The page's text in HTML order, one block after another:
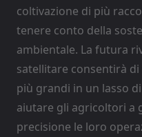
coltivazione di più
tenere conto della
ambientale. La futura
satellitare consentirà
più grandi in un lasso
aiutare gli agricoltori a
precisione le loro